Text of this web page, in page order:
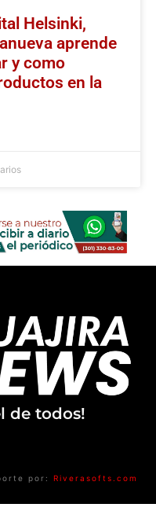
Helsinki,
aprende
y como
en la
de todos!
por: Riverasofts.com